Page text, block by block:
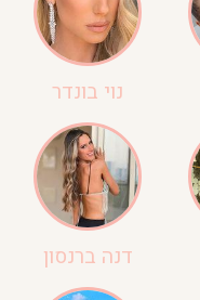
נוי בונדר
דנה ברנסון